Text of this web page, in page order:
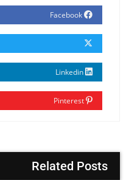
Related Posts